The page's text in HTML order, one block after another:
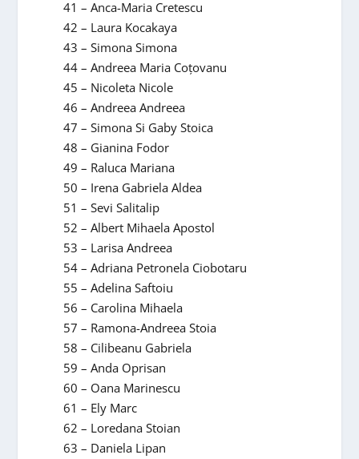
41 – Anca-Maria Cretescu
42 – Laura Kocakaya
43 – Simona Simona
44 – Andreea Maria Coțovanu
45 – Nicoleta Nicole
46 – Andreea Andreea
47 – Simona Si Gaby Stoica
48 – Gianina Fodor
49 – Raluca Mariana
50 – Irena Gabriela Aldea
51 – Sevi Salitalip
52 – Albert Mihaela Apostol
53 – Larisa Andreea
54 – Adriana Petronela Ciobotaru
55 – Adelina Saftoiu
56 – Carolina Mihaela
57 – Ramona-Andreea Stoia
58 – Cilibeanu Gabriela
59 – Anda Oprisan
60 – Oana Marinescu
61 – Ely Marc
62 – Loredana Stoian
63 – Daniela Lipan